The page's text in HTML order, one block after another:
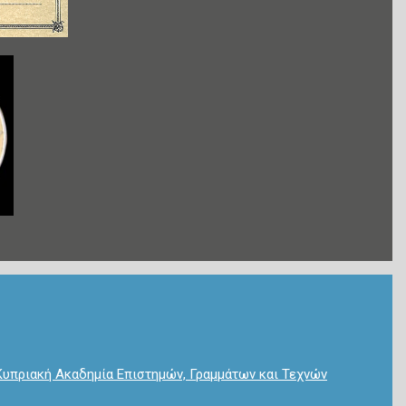
Ακαδημία Επιστημών, Γραμμάτων και Τεχνών